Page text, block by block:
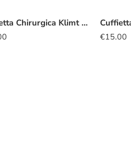
Cuffietta Chirurgica Klimt diamanti oro cobalto
€15.00